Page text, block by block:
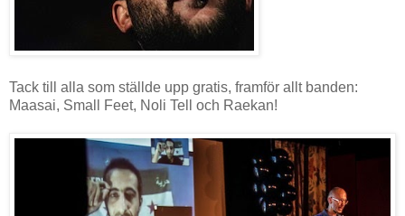
Tack till alla som ställde upp gratis, framför allt banden:
Maasai, Small Feet, Noli Tell och Raekan!